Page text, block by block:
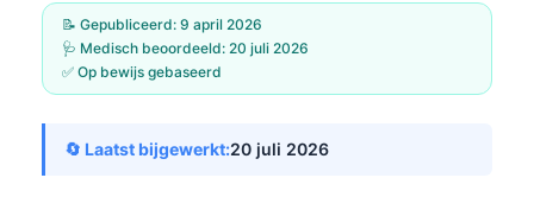
📝 Gepubliceerd: 9 april 2026
🩺 Medisch beoordeeld: 20 juli 2026
✅ Op bewijs gebaseerd
🔄 Laatst bijgewerkt:20 juli 2026